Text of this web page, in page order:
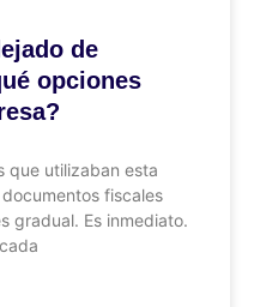
de
opciones
que utilizaban esta
fiscales
gradual. Es inmediato.